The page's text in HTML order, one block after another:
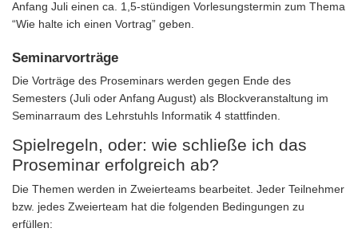
Anfang Juli einen ca. 1,5-stündigen Vorlesungstermin zum Thema
“Wie halte ich einen Vortrag” geben.
Seminarvorträge
Die Vorträge des Proseminars werden gegen Ende des
Semesters (Juli oder Anfang August) als Blockveranstaltung im
Seminarraum des Lehrstuhls Informatik 4 stattfinden.
Spielregeln, oder: wie schließe ich das
Proseminar erfolgreich ab?
Die Themen werden in Zweierteams bearbeitet. Jeder Teilnehmer
bzw. jedes Zweierteam hat die folgenden Bedingungen zu
erfüllen: